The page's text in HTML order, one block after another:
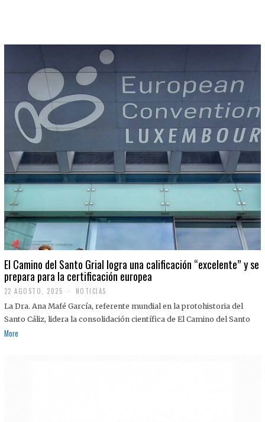
El Camino del Santo Grial logra una calificación “excelente” y se
prepara para la certificación europea
22 AGOSTO, 2025
2
A
G
NOTICIAS
La Dra. Ana Mafé García, referente mundial en la protohistoria del
Santo Cáliz, lidera la consolidación científica de El Camino del Santo
More